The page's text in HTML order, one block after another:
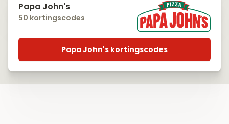
Papa John's
50 kortingscodes
Papa John's kortingscodes